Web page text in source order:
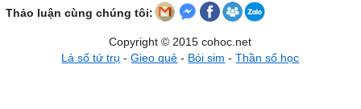
Thảo luận cùng chúng tôi:
Copyright © 2015 cohoc.net
Lá số tứ trụ -Gieo quẻ - Bói sim -Thần số học